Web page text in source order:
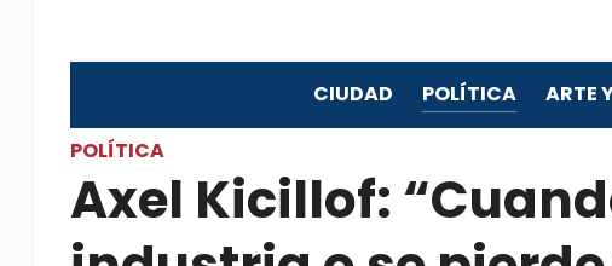
CIUDAD POLÍTICA ARTE
POLÍTICA
Axel Kicillof: